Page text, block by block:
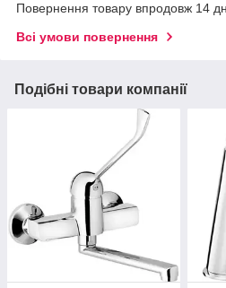
Повернення товару впродовж 14
Всі умови повернення
Подібні товари компанії